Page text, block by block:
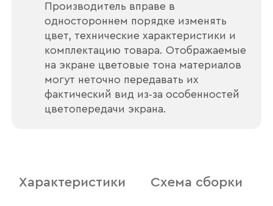
Производитель вправе в
одностороннем порядке изменять
цвет, технические характеристики и
комплектацию товара. Отображаемые
на экране цветовые тона материалов
могут неточно передавать их
фактический вид из‑за особенностей
цветопередачи экрана.
Характеристики Схема сборки
Ваше имя